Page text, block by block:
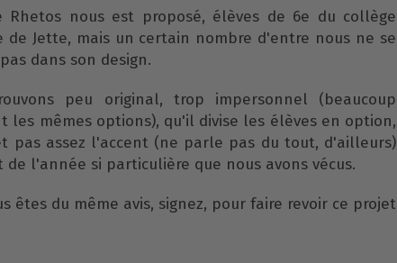
nous est proposé, élèves de 6e du collège
de Jette, mais un certain nombre d'entre nous ne se
dans son design.
peu original, trop impersonnel (beaucoup
les mêmes options), qu'il divise les élèves en option,
pas assez l'accent (ne parle pas du tout, d'ailleurs)
de l'année si particulière que nous avons vécus.
êtes du même avis, signez, pour faire revoir ce projet